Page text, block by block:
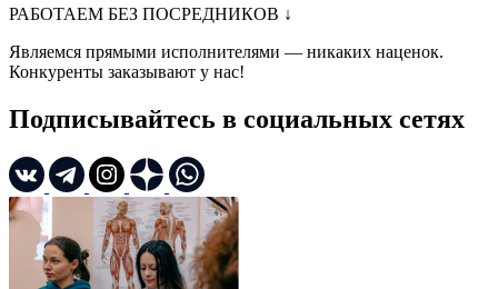
РАБОТАЕМ БЕЗ ПОСРЕДНИКОВ ↓
Являемся прямыми исполнителями — никаких наценок.
Конкуренты заказывают у нас!
Подписывайтесь в социальных сетях